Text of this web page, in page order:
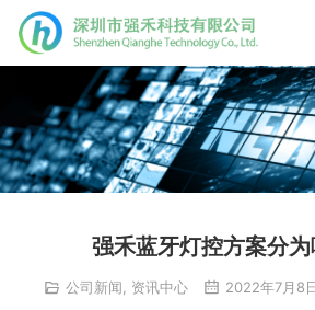
强禾蓝牙灯控方案分为
公司新闻 资讯中心 2022年7月8